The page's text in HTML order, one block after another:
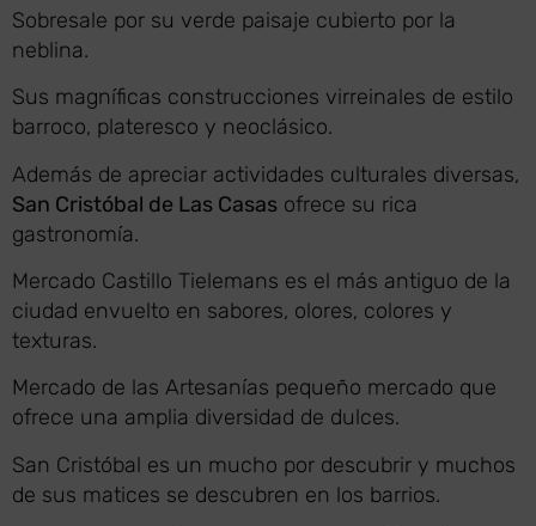
Sobresale por su verde paisaje cubierto por la
neblina.
Sus magníficas construcciones virreinales de estilo
barroco, plateresco y neoclásico.
Además de apreciar actividades culturales diversas,
San Cristóbal de Las Casas ofrece su rica
gastronomía.
Mercado Castillo Tielemans es el más antiguo de la
ciudad envuelto en sabores, olores, colores y
texturas.
Mercado de las Artesanías pequeño mercado que
ofrece una amplia diversidad de dulces.
San Cristóbal es un mucho por descubrir y muchos
de sus matices se descubren en los barrios.